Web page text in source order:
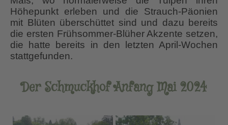
Höhepunkt erleben und die Strauch-Päonien
mit Blüten überschüttet sind und dazu bereits
die ersten Frühsommer-Blüher Akzente setzen,
die hatte bereits in den letzten April-Wochen
stattgefunden.
Der Schmuckhof Anfang Mai 2024